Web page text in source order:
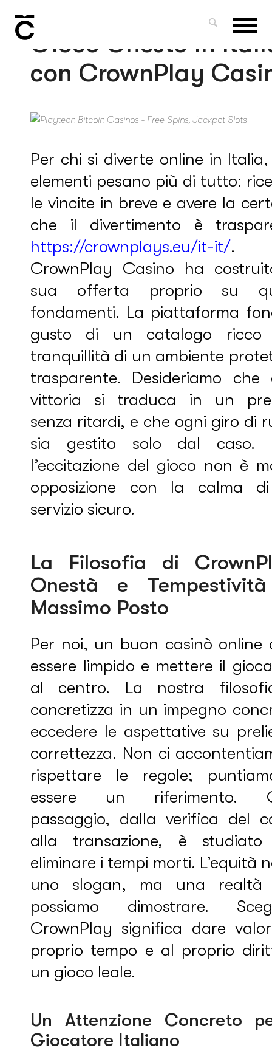
Prelievi Immediati e
Gioco Onesto in
con CrownPlay
Per chi si diverte online in
elementi pesano più di tutto:
le vincite in breve e avere la
che il divertimento è
https://crownplays.eu/it-it/.
CrownPlay Casino ha
sua offerta proprio su
fondamenti. La piattaforma
gusto di un catalogo ricco
tranquillità di un ambiente
trasparente. Desideriamo che
vittoria si traduca in un
senza ritardi, e che ogni giro di
sia gestito solo dal caso.
l’eccitazione del gioco non è
opposizione con la calma
servizio sicuro.
La Filosofia di
Onestà e
Massimo Posto
Per noi, un buon casinò online
essere limpido e mettere il
al centro. La nostra
concretizza in un impegno
eccedere le aspettative su
correttezza. Non ci
rispettare le regole;
essere un riferimento.
passaggio, dalla verifica del
alla transazione, è
eliminare i tempi morti. L’equità
uno slogan, ma una realtà
possiamo dimostrare.
CrownPlay significa dare
proprio tempo e al proprio
un gioco leale.
Un Attenzione Concreto
Giocatore Italiano